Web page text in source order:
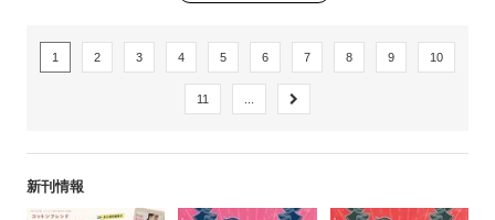
1 2 3 4 5 6 7 8 9 10
11
新刊情報